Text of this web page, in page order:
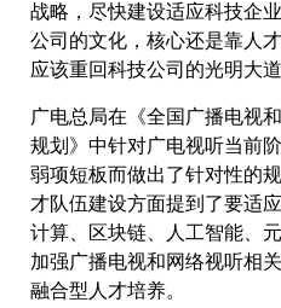
战略，尽快建设适应科技企
公司的文化，核心还是靠人
应该重回科技公司的光明大道
广电总局在《全国广播电视
规划》中针对广电视听当前
弱项短板而做出了针对性的
才队伍建设方面提到了要适
计算、区块链、人工智能、
加强广播电视和网络视听相
融合型人才培养。